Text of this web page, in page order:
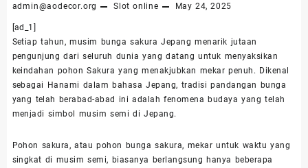
admin@aodecor.org Slot online May 24, 2025
[ad_1]
Setiap tahun, musim bunga sakura Jepang menarik jutaan
pengunjung dari seluruh dunia yang datang untuk menyaksikan
keindahan pohon Sakura yang menakjubkan mekar penuh. Dikenal
sebagai Hanami dalam bahasa Jepang, tradisi pandangan bunga
yang telah berabad-abad ini adalah fenomena budaya yang telah
menjadi simbol musim semi di Jepang.
Pohon sakura, atau pohon bunga sakura, mekar untuk waktu yang
singkat di musim semi, biasanya berlangsung hanya beberapa